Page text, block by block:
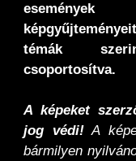
események
képgyűjteményeit
témák
csoportosítva.
A képeket
jog védi!A
bármilyen